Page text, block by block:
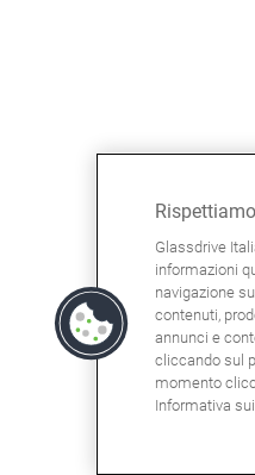
Glassdrive
informazioni
navigazione
contenuti,
annunci e
cliccando sul
momento
Informativa